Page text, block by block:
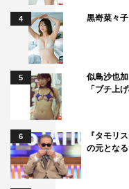
4 黒嵜菜々
5
似鳥沙也
「ブチ上
6
『タモリ
の元とな